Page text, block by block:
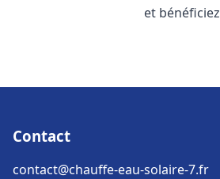
et bénéficiez
Contact
contact@chauffe-eau-solaire-7.fr